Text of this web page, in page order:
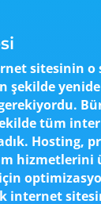
sitesinin o
şekilde
tüm
Hosting,
hizmetlerini
internet